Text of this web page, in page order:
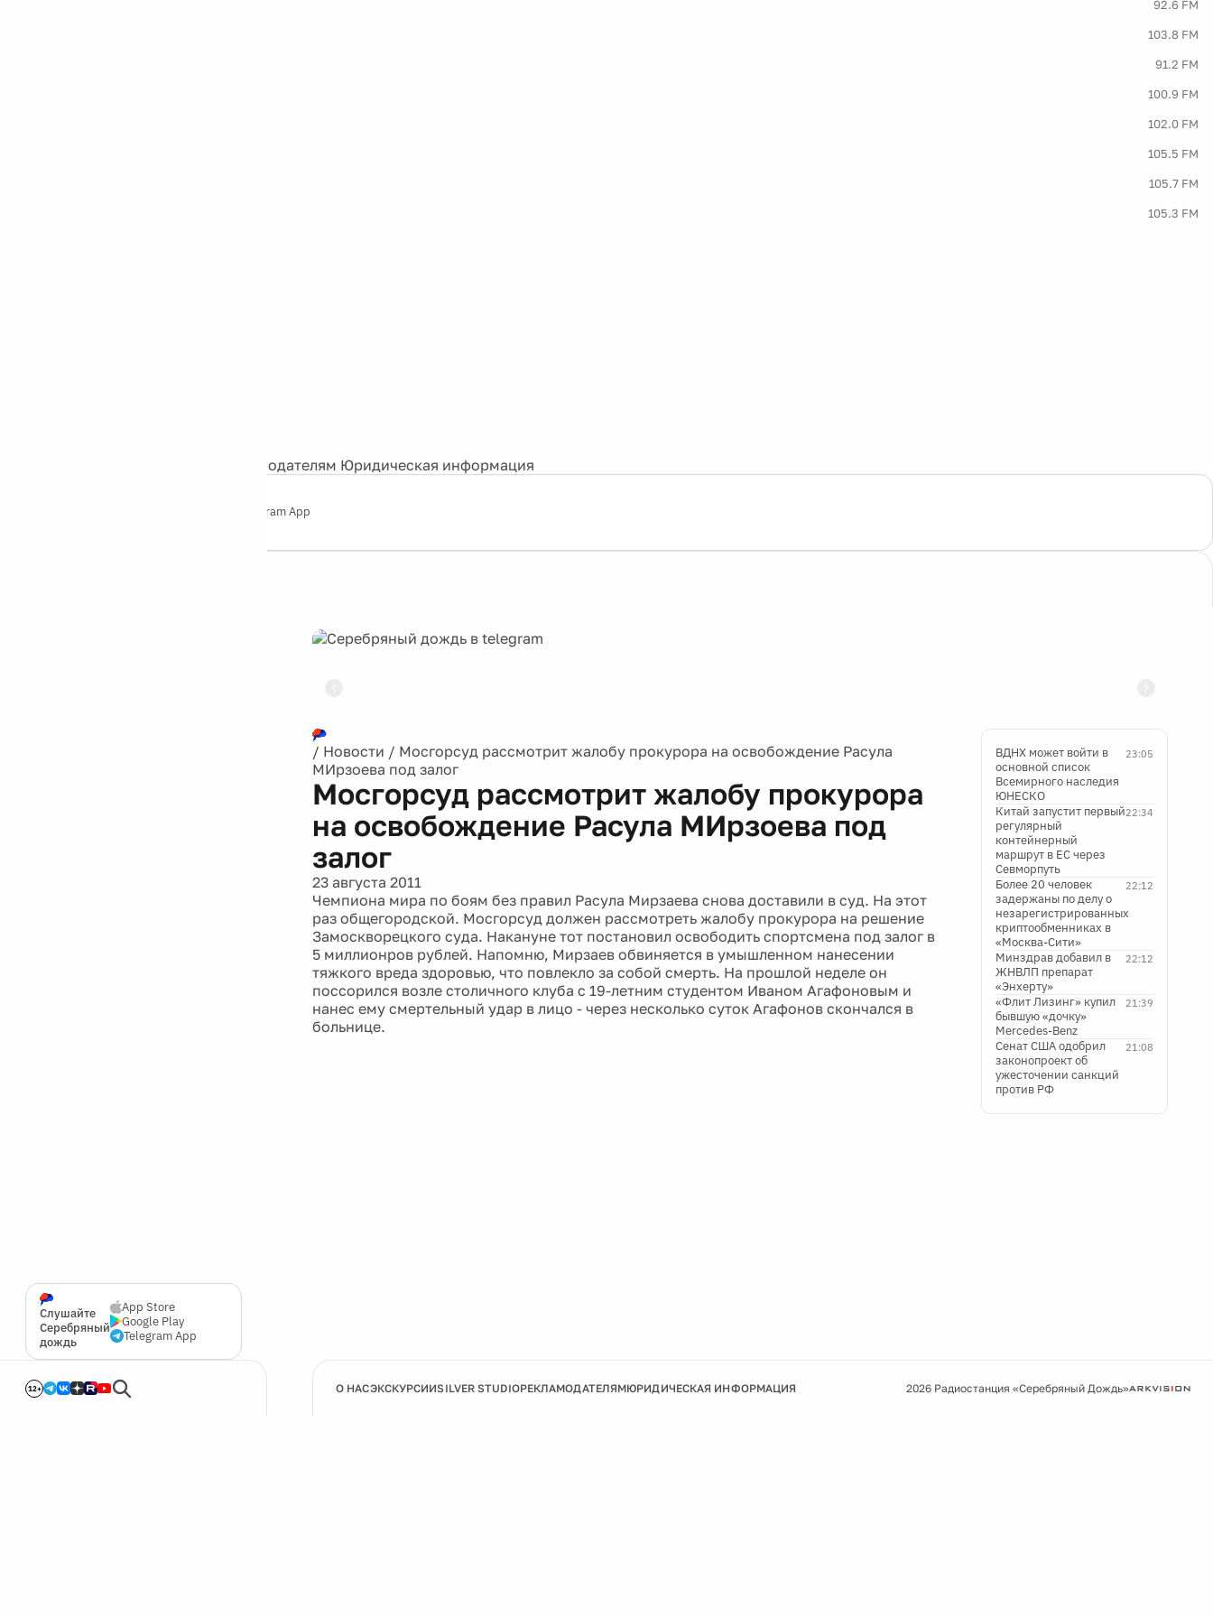
92.6 FM
103.8 FM
91.2 FM
100.9 FM
102.0 FM
105.5 FM
105.7 FM
105.3 FM
Рекламодателям Юридическая информация
Telegram App
Слушайте
Серебряный
дождь
App Store
Google Play
Telegram App
12+
/ Новости / Мосгорсуд рассмотрит жалобу прокурора на освобождение Расула
МИрзоева под залог
Мосгорсуд рассмотрит жалобу прокурора
на освобождение Расула МИрзоева под
залог
23 августа 2011
Чемпиона мира по боям без правил Расула Мирзаева снова доставили в суд. На этот
раз общегородской. Мосгорсуд должен рассмотреть жалобу прокурора на решение
Замоскворецкого суда. Накануне тот постановил освободить спортсмена под залог в
5 миллионров рублей. Напомню, Мирзаев обвиняется в умышленном нанесении
тяжкого вреда здоровью, что повлекло за собой смерть. На прошлой неделе он
поссорился возле столичного клуба с 19-летним студентом Иваном Агафоновым и
нанес ему смертельный удар в лицо - через несколько суток Агафонов скончался в
больнице.
23:05
ВДНХ может войти в
основной список
Всемирного наследия
ЮНЕСКО
22:34
Китай запустит первый
регулярный
контейнерный
маршрут в ЕС через
Севморпуть
22:12
Более 20 человек
задержаны по делу о
незарегистрированных
криптообменниках в
«Москва-Сити»
22:12
Минздрав добавил в
ЖНВЛП препарат
«Энхерту»
21:39
«Флит Лизинг» купил
бывшую «дочку»
Mercedes-Benz
21:08
Сенат США одобрил
законопроект об
ужесточении санкций
против РФ
О НАСЭКСКУРСИИSILVER STUDIOРЕКЛАМОДАТЕЛЯМЮРИДИЧЕСКАЯ ИНФОРМАЦИЯ 2026 Радиостанция «Серебряный Дождь»